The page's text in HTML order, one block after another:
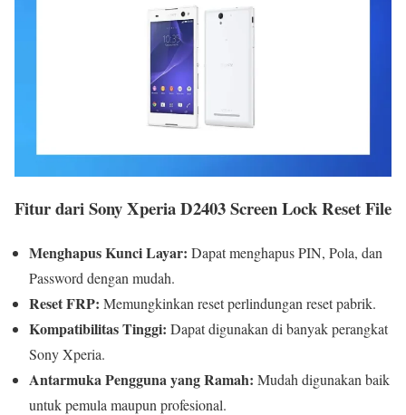
Fitur dari Sony Xperia D2403 Screen Lock Reset File
Menghapus Kunci Layar: Dapat menghapus PIN, Pola, dan
Password dengan mudah.
Reset FRP: Memungkinkan reset perlindungan reset pabrik.
Kompatibilitas Tinggi: Dapat digunakan di banyak perangkat
Sony Xperia.
Antarmuka Pengguna yang Ramah: Mudah digunakan baik
untuk pemula maupun profesional.